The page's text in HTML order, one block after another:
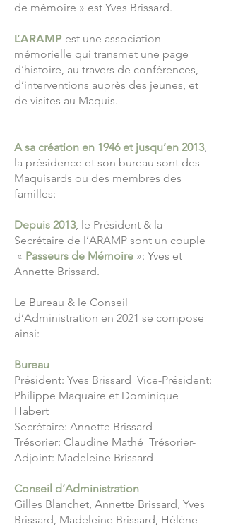
de mémoire » est Yves Brissard.
L’ARAMP est une association
mémorielle qui transmet une page
d’histoire, au travers de conférences,
d’interventions auprès des jeunes, et
de visites au Maquis.
A sa création en 1946 et jusqu’en 2013,
la présidence et son bureau sont des
Maquisards ou des membres des
familles:
Depuis 2013, le Président & la
Secrétaire de l’ARAMP sont un couple
« Passeurs de Mémoire »: Yves et
Annette Brissard.
Le Bureau & le Conseil
d’Administration en 2021 se compose
ainsi:
Bureau
Président: Yves Brissard Vice-Président:
Philippe Maquaire et Dominique
Habert
Secrétaire: Annette Brissard
Trésorier: Claudine Mathé Trésorier-
Adjoint: Madeleine Brissard
Conseil d’Administration
Gilles Blanchet, Annette Brissard, Yves
Brissard, Madeleine Brissard, Héléne